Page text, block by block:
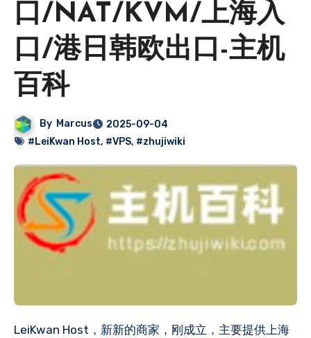
口/NAT/KVM/上海入
口/港日韩欧出口-主机
百科
By Marcus
2025-09-04
#LeiKwan Host, #VPS, #zhujiwiki
LeiKwan Host，新新的商家，刚成立，主要提供上海